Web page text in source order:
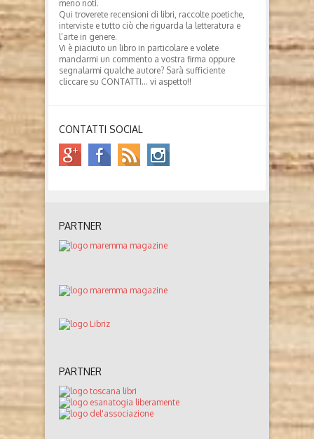
meno noti.
Qui troverete recensioni di libri, raccolte poetiche,
interviste e tutto ciò che riguarda la letteratura e
l’arte in genere.
Vi è piaciuto un libro in particolare e volete
mandarmi un commento a vostra firma oppure
segnalarmi qualche autore? Sarà sufficiente
cliccare su CONTATTI… vi aspetto!!
CONTATTI SOCIAL
PARTNER
PARTNER